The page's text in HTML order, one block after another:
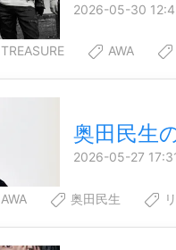
2026-05-30
TREASURE AWA
奥田民生
2026-05-27
AWA 奥田民生